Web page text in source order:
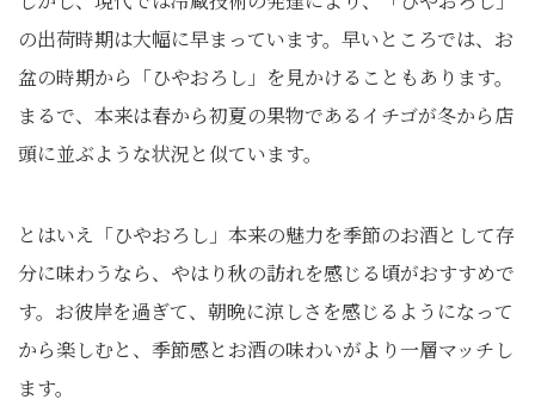
の出荷時期は大幅に早まっています。早いところでは、お
盆の時期から「ひやおろし」を見かけることもあります。
まるで、本来は春から初夏の果物であるイチゴが冬から店
頭に並ぶような状況と似ています。
とはいえ「ひやおろし」本来の魅力を季節のお酒として存
分に味わうなら、やはり秋の訪れを感じる頃がおすすめで
す。お彼岸を過ぎて、朝晩に涼しさを感じるようになって
から楽しむと、季節感とお酒の味わいがより一層マッチし
ます。